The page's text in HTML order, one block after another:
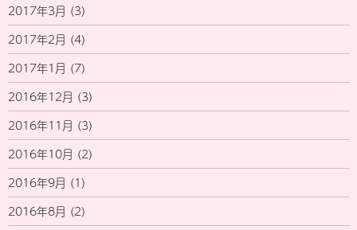
2017年3月 (3)
2017年2月 (4)
2017年1月 (7)
2016年12月 (3)
2016年11月 (3)
2016年10月 (2)
2016年9月 (1)
2016年8月 (2)